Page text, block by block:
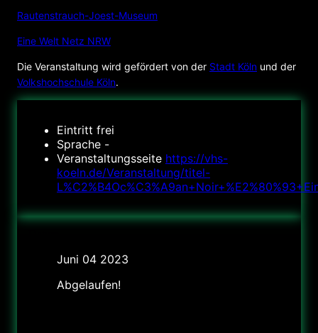
Rautenstrauch-Joest-Museum
Eine Welt Netz NRW
Die Veranstaltung wird gefördert von der Stadt Köln und der
Volkshochschule Köln.
Eintritt frei
Sprache -
Veranstaltungsseite https://vhs-
koeln.de/Veranstaltung/titel-
Juni 04 2023
Abgelaufen!